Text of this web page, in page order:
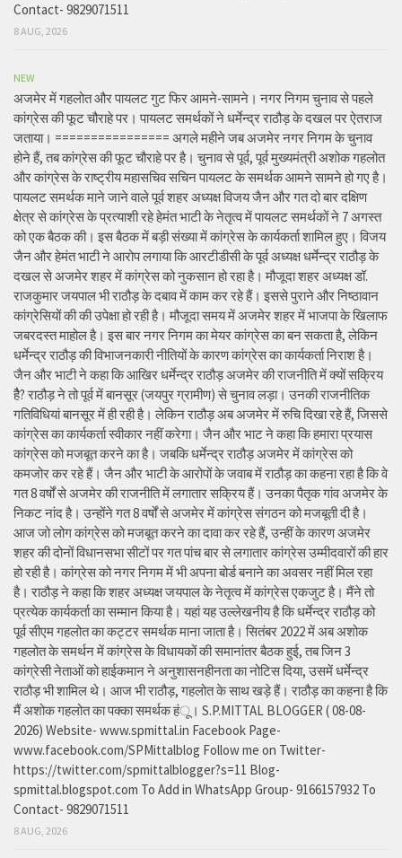
Contact- 9829071511
8 AUG, 2026
NEW
अजमेर में गहलोत और पायलट गुट फिर आमने-सामने। नगर निगम चुनाव से पहले
कांग्रेस की फूट चौराहे पर। पायलट समर्थकों ने धर्मेन्द्र राठौड़ के दखल पर ऐतराज
जताया। ================ अगले महीने जब अजमेर नगर निगम के चुनाव
होने हैं, तब कांग्रेस की फूट चौराहे पर है। चुनाव से पूर्व, पूर्व मुख्यमंत्री अशोक गहलोत
और कांग्रेस के राष्ट्रीय महासचिव सचिन पायलट के समर्थक आमने सामने हो गए है।
पायलट समर्थक माने जाने वाले पूर्व शहर अध्यक्ष विजय जैन और गत दो बार दक्षिण
क्षेत्र से कांग्रेस के प्रत्याशी रहे हेमंत भाटी के नेतृत्व में पायलट समर्थकों ने 7 अगस्त
को एक बैठक की। इस बैठक में बड़ी संख्या में कांग्रेस के कार्यकर्ता शामिल हुए। विजय
जैन और हेमंत भाटी ने आरोप लगाया कि आरटीडीसी के पूर्व अध्यक्ष धर्मेन्द्र राठौड़ के
दखल से अजमेर शहर में कांग्रेस को नुकसान हो रहा है। मौजूदा शहर अध्यक्ष डॉ.
राजकुमार जयपाल भी राठौड़ के दबाव में काम कर रहे हैं। इससे पुराने और निष्ठावान
कांग्रेसियों की की उपेक्षा हो रही है। मौजूदा समय में अजमेर शहर में भाजपा के खिलाफ
जबरदस्त माहोल है। इस बार नगर निगम का मेयर कांग्रेस का बन सकता है, लेकिन
धर्मेन्द्र राठौड़ की विभाजनकारी नीतियों के कारण कांग्रेस का कार्यकर्ता निराश है।
जैन और भाटी ने कहा कि आखिर धर्मेन्द्र राठौड़ अजमेर की राजनीति में क्यों सक्रिय
हैै? राठौड़ ने तो पूर्व में बानसूर (जयपुर ग्रामीण) से चुनाव लड़ा। उनकी राजनीतिक
गतिविधियां बानसूर में ही रही है। लेकिन राठौड़ अब अजमेर में रुचि दिखा रहे हैं, जिससे
कांग्रेस का कार्यकर्ता स्वीकार नहीं करेगा। जैन और भाट ने कहा कि हमारा प्रयास
कांग्रेस को मजबूत करने का है। जबकि धर्मेन्द्र राठौड़ अजमेर में कांग्रेस को
कमजोर कर रहे हैं। जैन और भाटी के आरोपों के जवाब में राठौड़ का कहना रहा है कि वे
गत 8 वर्षों से अजमेर की राजनीति में लगातार सक्रिय हैं। उनका पैतृक गांव अजमेर के
निकट नांद है। उन्होंने गत 8 वर्षों से अजमेर में कांग्रेस संगठन को मजबूती दी है।
आज जो लोग कांग्रेस को मजबूत करने का दावा कर रहे हैं, उन्हीं के कारण अजमेर
शहर की दोनों विधानसभा सीटों पर गत पांच बार से लगातार कांग्रेस उम्मीदवारों की हार
हो रही है। कांग्रेस को नगर निगम में भी अपना बोर्ड बनाने का अवसर नहीं मिल रहा
है। राठौड़ ने कहा कि शहर अध्यक्ष जयपाल के नेतृत्व में कांग्रेस एकजुट है। मैंने तो
प्रत्येक कार्यकर्ता का सम्मान किया है। यहां यह उल्लेखनीय है कि धर्मेन्द्र राठौड़ को
पूर्व सीएम गहलोत का कट्टर समर्थक माना जाता है। सितंबर 2022 में अब अशोक
गहलोत के समर्थन में कांग्रेस के विधायकों की समानांतर बैठक हुई, तब जिन 3
कांग्रेसी नेताओं को हाईकमान ने अनुशासनहीनता का नोटिस दिया, उसमें धर्मेन्द्र
राठौड़ भी शामिल थे। आज भी राठौड़, गहलोत के साथ खड़े हैं। राठौड़ का कहना है कि
मैं अशोक गहलोत का पक्का समर्थक हंू। S.P.MITTAL BLOGGER ( 08-08-
2026) Website- www.spmittal.in Facebook Page-
www.facebook.com/SPMittalblog Follow me on Twitter-
https://twitter.com/spmittalblogger?s=11 Blog-
spmittal.blogspot.com To Add in WhatsApp Group- 9166157932 To
Contact- 9829071511
8 AUG, 2026